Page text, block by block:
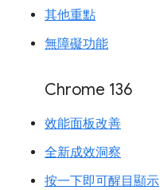
其他重點
無障礙功能
Chrome 136
效能面板改善
全新成效洞察
按一下即可醒目顯示